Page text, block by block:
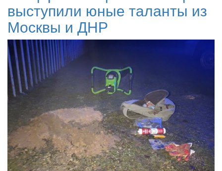
выступили юные таланты из
Москвы и ДНР